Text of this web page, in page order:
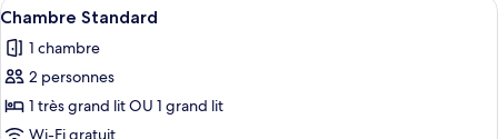
très
grand
lit
et
1
de
Chambre
Standard,
très
grand
toutes
les
photos
pour
ce
10
Chambre Standard
1 chambre
2 personnes
1 très grand lit OU 1 grand lit
Wi-Fi gratuit